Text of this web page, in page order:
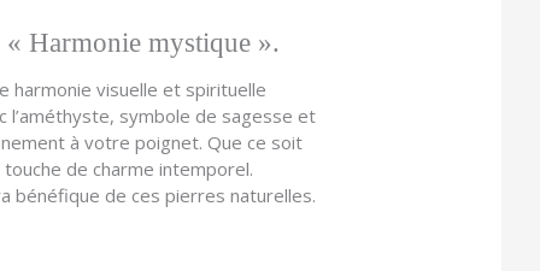
« Harmonie mystique ».
harmonie visuelle et spirituelle
symbole de sagesse et
à votre poignet. Que ce soit
de charme intemporel.
bénéfique de ces pierres naturelles.